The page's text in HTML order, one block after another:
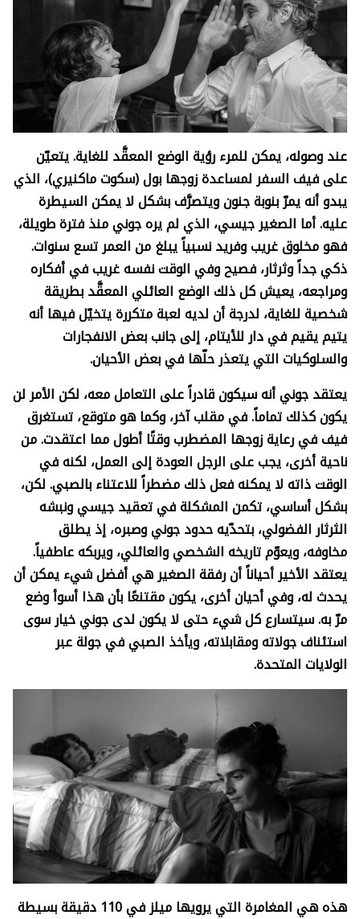
عند وصوله، يمكن للمرء رؤية الوضع المعقَّد للغاية. يتعيّن
على فيف السفر لمساعدة زوجها بول (سكوت ماكنيري)، الذي
يبدو أنه يمرّ بنوبة جنون ويتصرَّف بشكل لا يمكن السيطرة
عليه. أما الصغير جيسي، الذي لم يره جوني منذ فترة طويلة،
فهو مخلوق غريب وفريد نسبياً يبلغ من العمر تسع سنوات.
ذكي جداً وثرثار، فصيح وفي الوقت نفسه غريب في أفكاره
ومراجعه، يعيش كل ذلك الوضع العائلي المعقَّد بطريقة
شخصية للغاية، لدرجة أن لديه لعبة متكررة يتخيّل فيها أنه
يتيم يقيم في دار للأيتام، إلى جانب بعض الانفجارات
والسلوكيات التي يتعذر حلّها في بعض الأحيان.
يعتقد جوني أنه سيكون قادراً على التعامل معه، لكن الأمر لن
يكون كذلك تماماً. في مقلب آخر، وكما هو متوقع، تستغرق
فيف في رعاية زوجها المضطرب وقتًا أطول مما اعتقدت. من
ناحية أخرى، يجب على الرجل العودة إلى العمل، لكنه في
الوقت ذاته لا يمكنه فعل ذلك مضطراً للاعتناء بالصبي. لكن،
بشكل أساسي، تكمن المشكلة في تعقيد جيسي ونبشه
الثرثار الفضولي، بتحدّيه حدود جوني وصبره، إذ يطلق
مخاوفه، ويعوّم تاريخه الشخصي والعائلي، ويربكه عاطفياً.
يعتقد الأخير أحياناً أن رفقة الصغير هي أفضل شيء يمكن أن
يحدث له، وفي أحيان أخرى، يكون مقتنعًا بأن هذا أسوأ وضع
مرّ به. سيتسارع كل شيء حتى لا يكون لدى جوني خيار سوى
استئناف جولاته ومقابلاته، ويأخذ الصبي في جولة عبر
الولايات المتحدة.
هذه هي المغامرة التي يرويها ميلز في 110 دقيقة بسيطة